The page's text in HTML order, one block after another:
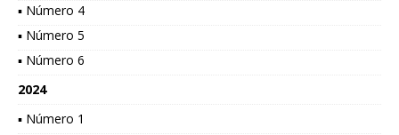
▪ Número 4
▪ Número 5
▪ Número 6
2024
▪ Número 1